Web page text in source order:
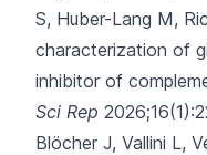
S, Huber-Lang M,
characterization of
inhibitor of
Sci Rep
Blöcher J, Vallini L,